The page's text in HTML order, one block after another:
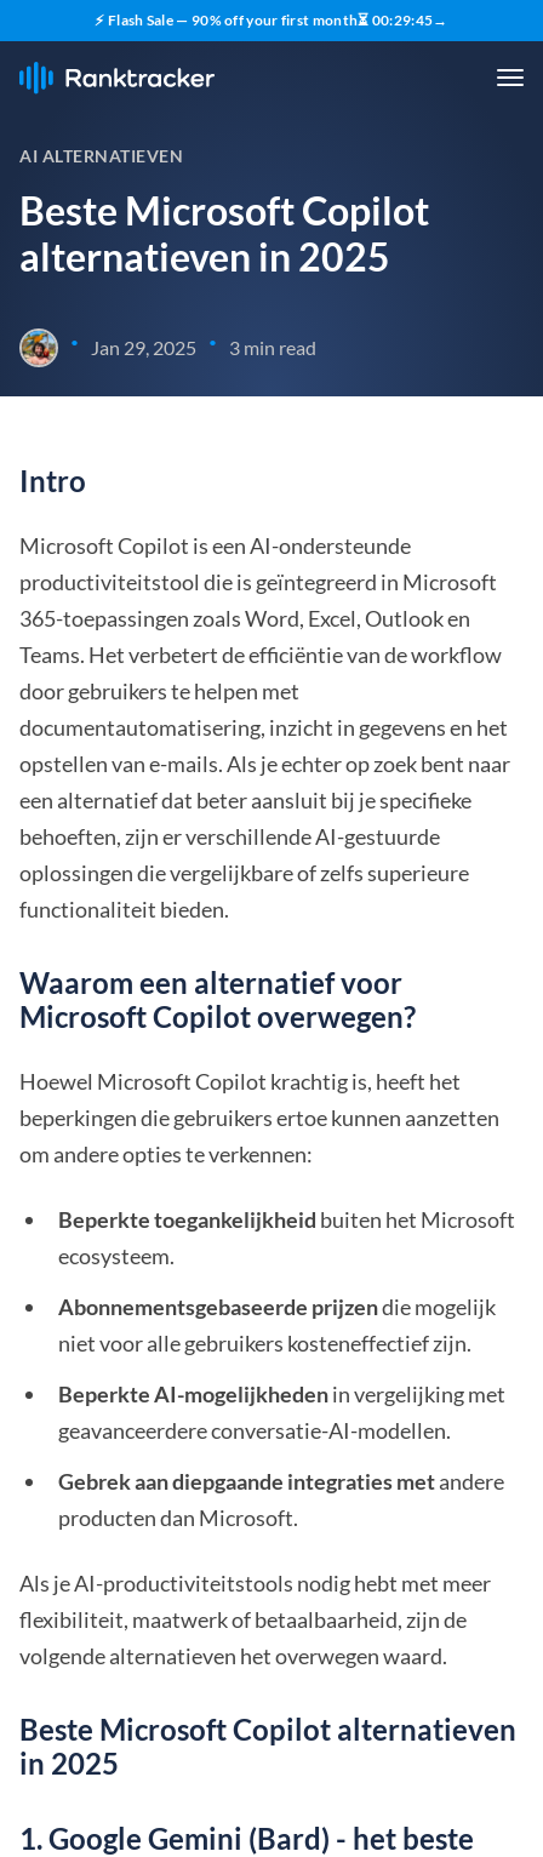
⚡ Flash Sale — 90% off your first month⏳ 00:29:44→
AI ALTERNATIEVEN
Beste Microsoft Copilot
alternatieven in 2025
• Jan 29, 2025 • 3 min read
Intro
Microsoft Copilot is een AI-ondersteunde
productiviteitstool die is geïntegreerd in Microsoft
365-toepassingen zoals Word, Excel, Outlook en
Teams. Het verbetert de efficiëntie van de workflow
door gebruikers te helpen met
documentautomatisering, inzicht in gegevens en het
opstellen van e-mails. Als je echter op zoek bent naar
een alternatief dat beter aansluit bij je specifieke
behoeften, zijn er verschillende AI-gestuurde
oplossingen die vergelijkbare of zelfs superieure
functionaliteit bieden.
Waarom een alternatief voor
Microsoft Copilot overwegen?
Hoewel Microsoft Copilot krachtig is, heeft het
beperkingen die gebruikers ertoe kunnen aanzetten
om andere opties te verkennen:
Beperkte toegankelijkheid buiten het Microsoft
ecosysteem.
Abonnementsgebaseerde prijzendie mogelijk
niet voor alle gebruikers kosteneffectief zijn.
Beperkte AI-mogelijkhedenin vergelijking met
geavanceerdere conversatie-AI-modellen.
Gebrek aan diepgaande integraties metandere
producten dan Microsoft.
Als je AI-productiviteitstools nodig hebt met meer
flexibiliteit, maatwerk of betaalbaarheid, zijn de
volgende alternatieven het overwegen waard.
Beste Microsoft Copilot alternatieven
in 2025
1. Google Gemini (Bard) - het beste